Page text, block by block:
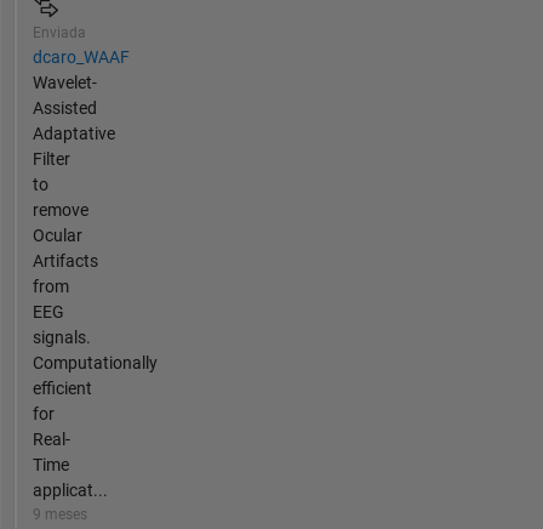
Enviada
dcaro_WAAF
Wavelet-
Assisted
Adaptative
Filter
to
remove
Ocular
Artifacts
from
EEG
signals.
Computationally
efficient
for
Real-
Time
applicat...
9 meses